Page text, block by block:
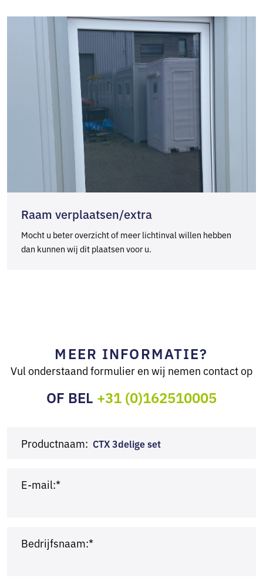
Raam verplaatsen/extra
Mocht u beter overzicht of meer lichtinval willen hebben
dan kunnen wij dit plaatsen voor u.
MEER INFORMATIE?
Vul onderstaand formulier en wij nemen contact op
OF BEL +31 (0)162510005
Productnaam: CTX 3delige set
E-mail:*
Bedrijfsnaam:*